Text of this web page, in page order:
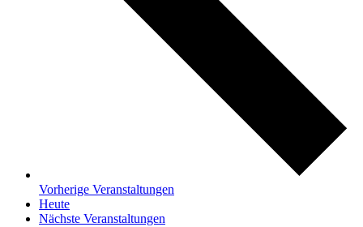
Vorherige Veranstaltungen
Heute
Nächste Veranstaltungen